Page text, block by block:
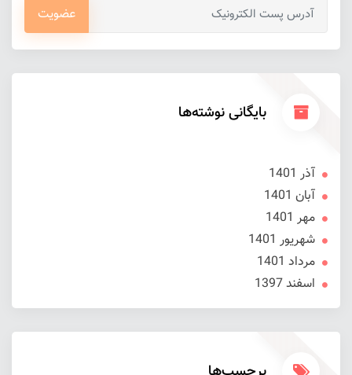
عضویت
بایگانی نوشته‌ها
آذر 1401
آبان 1401
مهر 1401
شهریور 1401
مرداد 1401
اسفند 1397